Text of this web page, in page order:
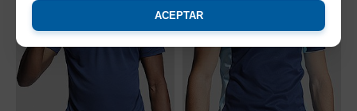
ACEPTAR
OFERTA